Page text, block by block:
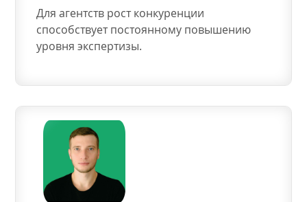
Для агентств рост конкуренции
способствует постоянному повышению
уровня экспертизы.